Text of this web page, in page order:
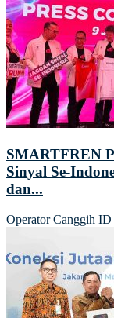
SMARTFREN
Sinyal Se-
dan...
Operator Canggih ID